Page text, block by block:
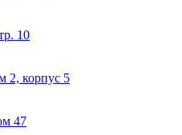
10
2, корпус 5
47